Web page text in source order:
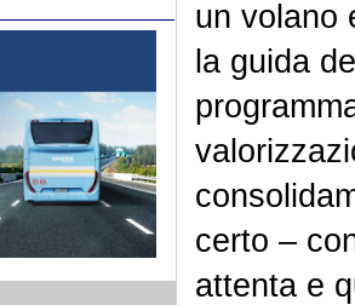
un volano
la guida
certo –
attenta e